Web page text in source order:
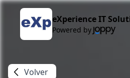
eXperience IT
Powered by
Volver